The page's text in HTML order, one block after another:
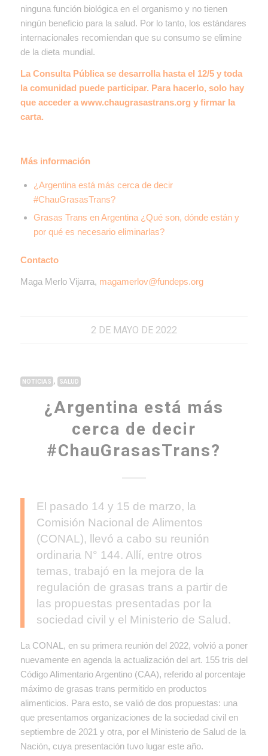
ninguna función biológica en el organismo y no tienen
ningún beneficio para la salud. Por lo tanto, los estándares
internacionales recomiendan que su consumo se elimine
de la dieta mundial.
La Consulta Pública se desarrolla hasta el 12/5 y toda
la comunidad puede participar. Para hacerlo, solo hay
que acceder a www.chaugrasastrans.org y firmar la
carta.
Más información
¿Argentina está más cerca de decir
#ChauGrasasTrans?
Grasas Trans en Argentina ¿Qué son, dónde están y
por qué es necesario eliminarlas?
Contacto
Maga Merlo Vijarra, magamerlov@fundeps.org
2 DE MAYO DE 2022
NOTICIAS , SALUD
¿Argentina está más
cerca de decir
#ChauGrasasTrans?
El pasado 14 y 15 de marzo, la
Comisión Nacional de Alimentos
(CONAL), llevó a cabo su reunión
ordinaria N° 144. Allí, entre otros
temas, trabajó en la mejora de la
regulación de grasas trans a partir de
las propuestas presentadas por la
sociedad civil y el Ministerio de Salud.
La CONAL, en su primera reunión del 2022, volvió a poner
nuevamente en agenda la actualización del art. 155 tris del
Código Alimentario Argentino (CAA), referido al porcentaje
máximo de grasas trans permitido en productos
alimenticios. Para esto, se valió de dos propuestas: una
que presentamos organizaciones de la sociedad civil en
septiembre de 2021 y otra, por el Ministerio de Salud de la
Nación, cuya presentación tuvo lugar este año.